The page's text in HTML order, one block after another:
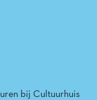
bij Cultuurhuis